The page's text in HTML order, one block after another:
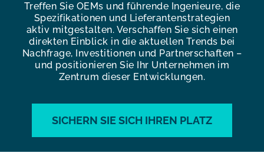
Treffen Sie OEMs und führende Ingenieure, die
Spezifikationen und Lieferantenstrategien
aktiv mitgestalten. Verschaffen Sie sich einen
direkten Einblick in die aktuellen Trends bei
Nachfrage, Investitionen und Partnerschaften –
und positionieren Sie Ihr Unternehmen im
Zentrum dieser Entwicklungen.
SICHERN SIE SICH IHREN PLATZ